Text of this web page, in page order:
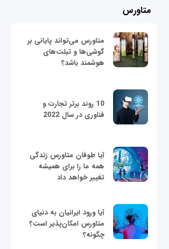
متاورس
متاورس می‌تواند پایانی بر
گوشی‌ها و تبلت‌های
هوشمند باشد؟
10 روند برتر تجارت و
فناوری در سال 2022
آیا طوفان متاورس زندگی
همه ما را برای همیشه
تغییر خواهد داد
آیا ورود ایرانیان به دنیای
متاورس امکان‌پذیر است؟
چگونه؟